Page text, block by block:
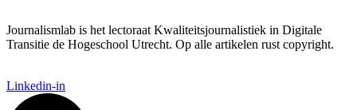
Journalismlab is het lectoraat Kwaliteitsjournalistiek in Digitale
Transitie de Hogeschool Utrecht. Op alle artikelen rust copyright.
Linkedin-in